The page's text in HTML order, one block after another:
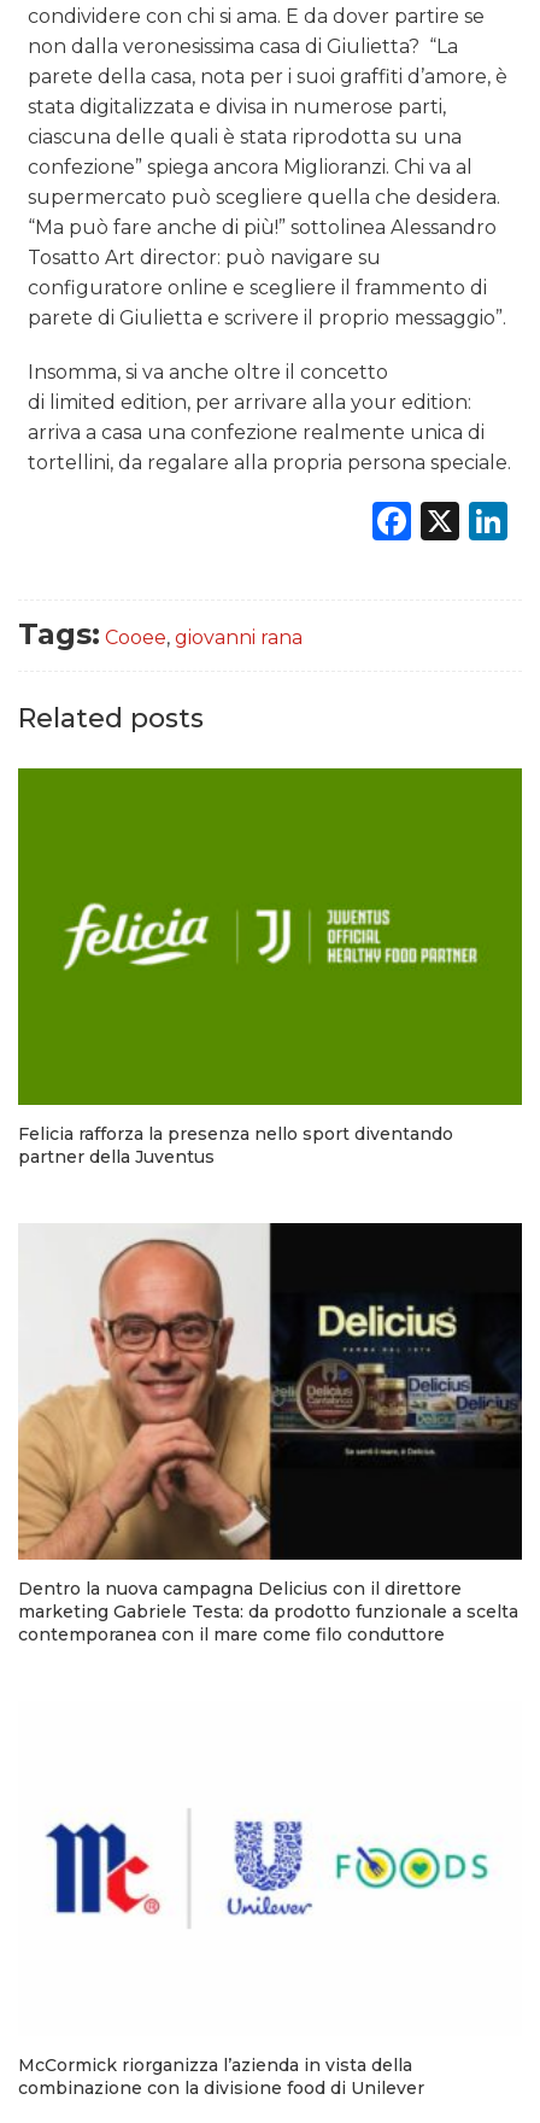
condividere con chi si ama. E da dover partire se
non dalla veronesissima casa di Giulietta? “La
parete della casa, nota per i suoi graffiti d’amore, è
stata digitalizzata e divisa in numerose parti,
ciascuna delle quali è stata riprodotta su una
confezione” spiega ancora Miglioranzi. Chi va al
supermercato può scegliere quella che desidera.
“Ma può fare anche di più!” sottolinea Alessandro
Tosatto Art director: può navigare su
configuratore online e scegliere il frammento di
parete di Giulietta e scrivere il proprio messaggio”.
Insomma, si va anche oltre il concetto
di limited edition, per arrivare alla your edition:
arriva a casa una confezione realmente unica di
tortellini, da regalare alla propria persona speciale.
X
Tags: Cooee, giovanni rana
Related posts
Felicia rafforza la presenza nello sport diventando
partner della Juventus
Dentro la nuova campagna Delicius con il direttore
marketing Gabriele Testa: da prodotto funzionale a scelta
contemporanea con il mare come filo conduttore
McCormick riorganizza l’azienda in vista della
combinazione con la divisione food di Unilever